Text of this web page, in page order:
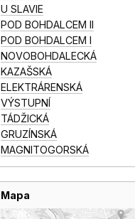
U SLAVIE
POD BOHDALCEM II
POD BOHDALCEM I
NOVOBOHDALECKÁ
KAZAŠSKÁ
ELEKTRÁRENSKÁ
VÝSTUPNÍ
TÁDŽICKÁ
GRUZÍNSKÁ
MAGNITOGORSKÁ
Mapa